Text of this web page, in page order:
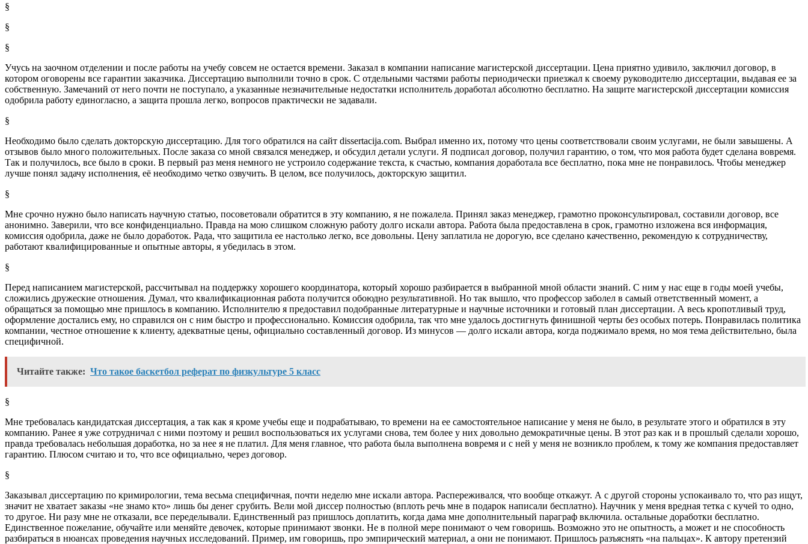
§
§
§
Учусь на заочном отделении и после работы на учебу совсем не остается времени. Заказал в компании написание магистерской диссертации. Цена приятно удивило, заключил договор, в
котором оговорены все гарантии заказчика. Диссертацию выполнили точно в срок. С отдельными частями работы периодически приезжал к своему руководителю диссертации, выдавая ее за
собственную. Замечаний от него почти не поступало, а указанные незначительные недостатки исполнитель доработал абсолютно бесплатно. На защите магистерской диссертации комиссия
одобрила работу единогласно, а защита прошла легко, вопросов практически не задавали.
§
Необходимо было сделать докторскую диссертацию. Для того обратился на сайт dissertacija.com. Выбрал именно их, потому что цены соответствовали своим услугами, не были завышены. А
отзывов было много положительных. После заказа со мной связался менеджер, и обсудил детали услуги. Я подписал договор, получил гарантию, о том, что моя работа будет сделана вовремя.
Так и получилось, все было в сроки. В первый раз меня немного не устроило содержание текста, к счастью, компания доработала все бесплатно, пока мне не понравилось. Чтобы менеджер
лучше понял задачу исполнения, её необходимо четко озвучить. В целом, все получилось, докторскую защитил.
§
Мне срочно нужно было написать научную статью, посоветовали обратится в эту компанию, я не пожалела. Принял заказ менеджер, грамотно проконсультировал, составили договор, все
анонимно. Заверили, что все конфиденциально. Правда на мою слишком сложную работу долго искали автора. Работа была предоставлена в срок, грамотно изложена вся информация,
комиссия одобрила, даже не было доработок. Рада, что защитила ее настолько легко, все довольны. Цену заплатила не дорогую, все сделано качественно, рекомендую к сотрудничеству,
работают квалифицированные и опытные авторы, я убедилась в этом.
§
Перед написанием магистерской, рассчитывал на поддержку хорошего координатора, который хорошо разбирается в выбранной мной области знаний. С ним у нас еще в годы моей учебы,
сложились дружеские отношения. Думал, что квалификационная работа получится обоюдно результативной. Но так вышло, что профессор заболел в самый ответственный момент, а
обращаться за помощью мне пришлось в компанию. Исполнителю я предоставил подобранные литературные и научные источники и готовый план диссертации. А весь кропотливый труд,
оформление достались ему, но справился он с ним быстро и профессионально. Комиссия одобрила, так что мне удалось достигнуть финишной черты без особых потерь. Понравилась политика
компании, честное отношение к клиенту, адекватные цены, официально составленный договор. Из минусов — долго искали автора, когда поджимало время, но моя тема действительно, была
специфичной.
Читайте также: Что такое баскетбол реферат по физкультуре 5 класс
§
Мне требовалась кандидатская диссертация, а так как я кроме учебы еще и подрабатываю, то времени на ее самостоятельное написание у меня не было, в результате этого и обратился в эту
компанию. Ранее я уже сотрудничал с ними поэтому и решил воспользоваться их услугами снова, тем более у них довольно демократичные цены. В этот раз как и в прошлый сделали хорошо,
правда требовалась небольшая доработка, но за нее я не платил. Для меня главное, что работа была выполнена вовремя и с ней у меня не возникло проблем, к тому же компания предоставляет
гарантию. Плюсом считаю и то, что все официально, через договор.
§
Заказывал диссертацию по кримирологии, тема весьма специфичная, почти неделю мне искали автора. Распереживался, что вообще откажут. А с другой стороны успокаивало то, что раз ищут,
значит не хватает заказы «не знамо кто» лишь бы денег срубить. Вели мой диссер полностью (вплоть речь мне в подарок написали бесплатно). Научник у меня вредная тетка с кучей то одно,
то другое. Ни разу мне не отказали, все переделывали. Единственный раз пришлось доплатить, когда дама мне дополнительный параграф включила. остальные доработки бесплатно.
Единственное пожелание, обучайте или меняйте девочек, которые принимают звонки. Не в полной мере понимают о чем говоришь. Возможно это не опытность, а может и не способность
разбираться в нюансах проведения научных исследований. Пример, им говоришь, про эмпирический материал, а они не понимают. Пришлось разъяснять «на пальцах». К автору претензий